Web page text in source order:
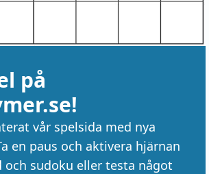
på
vår spelsida med nya
en paus och aktivera hjärnan
och sudoku eller testa något